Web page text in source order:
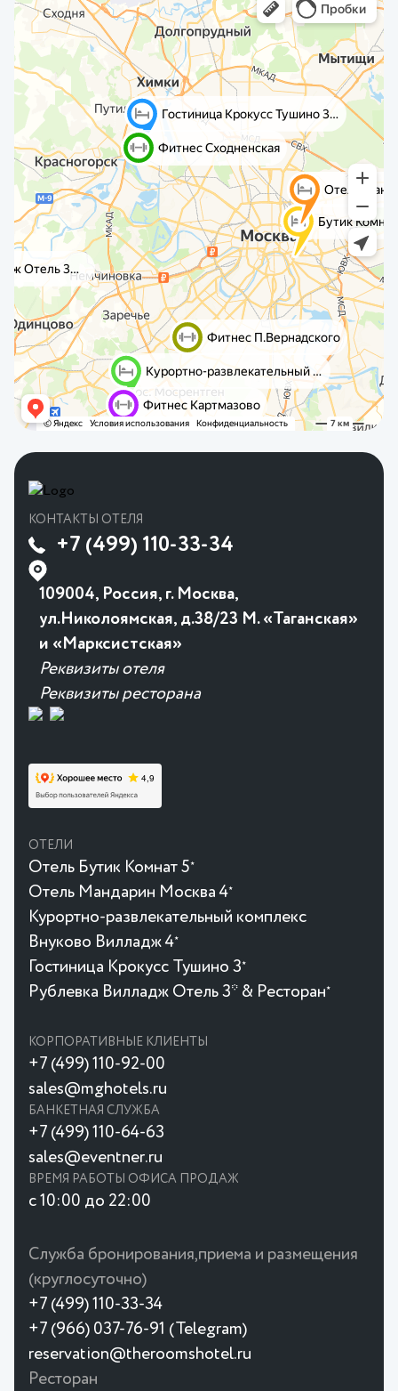
КОНТАКТЫ ОТЕЛЯ
+7 (499) 110-33-34
109004, Россия, г. Москва,
ул.Николоямская, д.38/23 М. «Таганская»
и «Марксистская»
Реквизиты отеля
Реквизиты ресторана
ОТЕЛИ
Отель Бутик Комнат 5★
Отель Мандарин Москва 4★
Курортно-развлекательный комплекс
Внуково Вилладж 4★
Гостиница Крокусc Тушино 3★
Рублевка Вилладж Отель 3* & Ресторан★
КОРПОРАТИВНЫЕ КЛИЕНТЫ
+7 (499) 110-92-00
sales@mghotels.ru
БАНКЕТНАЯ СЛУЖБА
+7 (499) 110-64-63
sales@eventner.ru
ВРЕМЯ РАБОТЫ ОФИСА ПРОДАЖ
с 10:00 до 22:00
Служба бронирования,приема и размещения
(круглосуточно)
+7 (499) 110-33-34
+7 (966) 037-76-91 (Telegram)
reservation@theroomshotel.ru
Ресторан